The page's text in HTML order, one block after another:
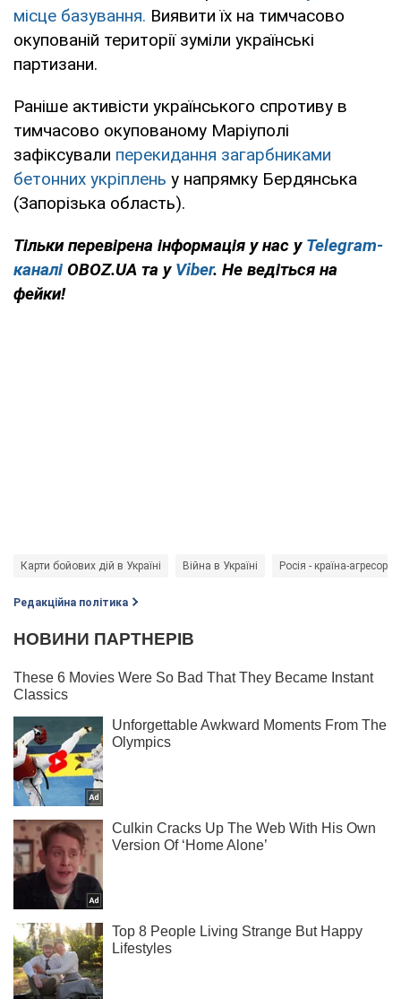
місце базування. Виявити їх на тимчасово
окупованій території зуміли українські
партизани.
Раніше активісти українського спротиву в
тимчасово окупованому Маріуполі
зафіксували перекидання загарбниками
бетонних укріплень у напрямку Бердянська
(Запорізька область).
Тільки перевірена інформація у нас у Telegram-
каналі OBOZ.UA та у Viber. Не ведіться на
фейки!
Карти бойових дій в Україні Війна в Україні Росія - країна-агресор
Редакційна політика